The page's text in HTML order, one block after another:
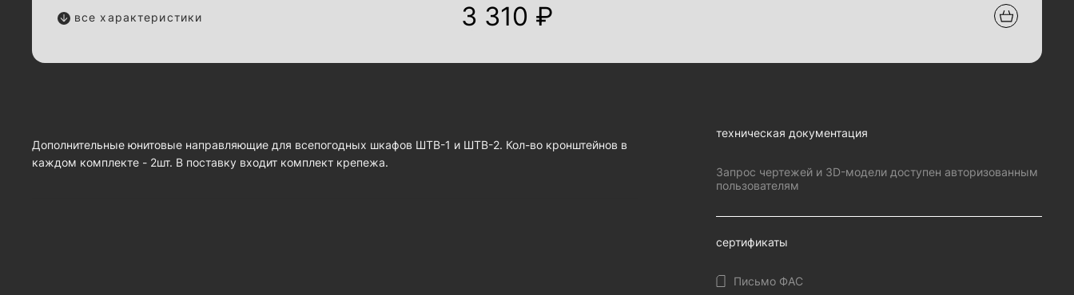
3 310 ₽
все характеристики
Дополнительные юнитовые направляющие для всепогодных шкафов ШТВ-1 и ШТВ-2. Кол-во кронштейнов в
каждом комплекте - 2шт. В поставку входит комплект крепежа.
техническая документация
Запрос чертежей и 3D-модели доступен авторизованным
пользователям
сертификаты
Письмо ФАС